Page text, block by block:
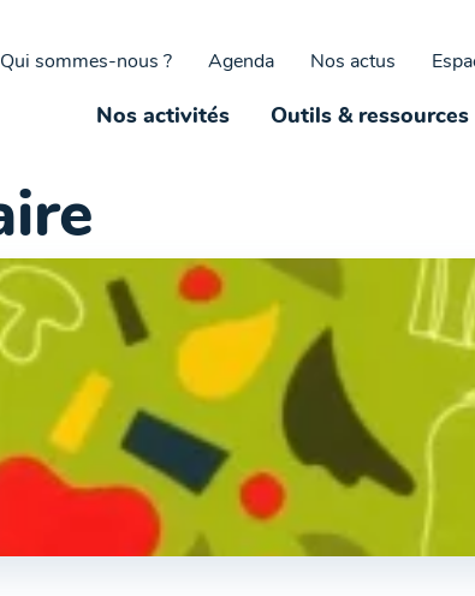
Qui sommes-nous ? Agenda Nos actus
Nos activités Outils & ressources